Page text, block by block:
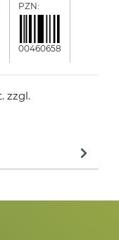
PZN:
00460658
zzgl.